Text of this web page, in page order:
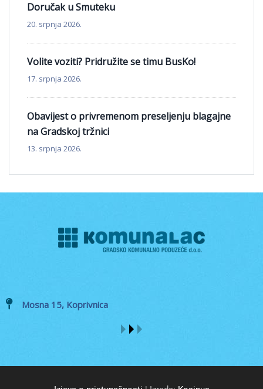
Doručak u Smuteku
20. srpnja 2026.
Volite voziti? Pridružite se timu BusKo!
17. srpnja 2026.
Obavijest o privremenom preseljenju blagajne
na Gradskoj tržnici
13. srpnja 2026.
Mosna 15, Koprivnica